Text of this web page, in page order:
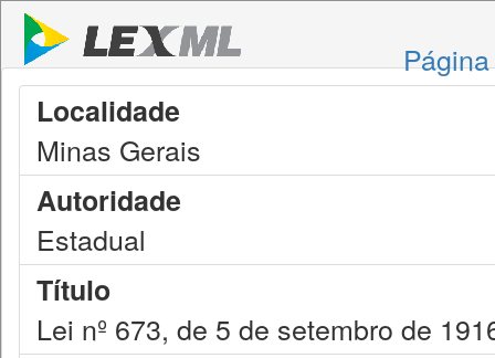
Localidade
Minas Gerais
Autoridade
Estadual
Título
Lei nº 673, de 5 de setembro de